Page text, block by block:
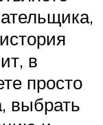
в
просто
выбрать